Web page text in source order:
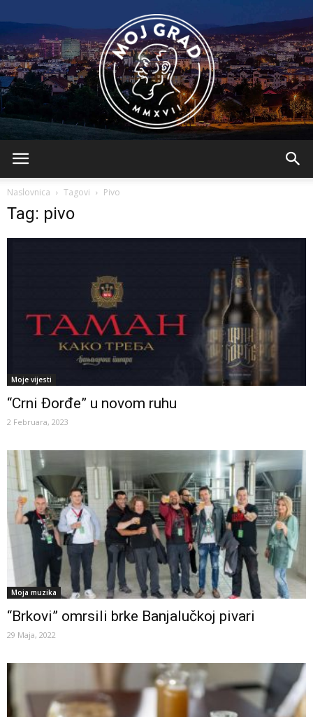
Naslovnica Tagovi Pivo
Tag: pivo
Moje vijesti
“Crni Đorđe” u novom ruhu
2 Februara, 2023
Moja muzika
“Brkovi” omrsili brke Banjalučkoj pivari
29 Maja, 2022